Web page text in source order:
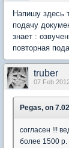
Напишу здесь
подачу
знает :
повторная
truber
07 Feb
Pegas, on
согласен !!!
более 1500